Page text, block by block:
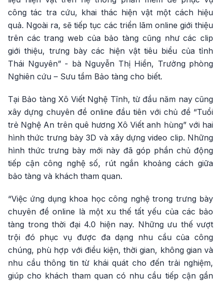
công tác tra cứu, khai thác hiện vật một cách hiệu
quả. Ngoài ra, sẽ tiếp tục các triển lãm online giới thiệu
trên các trang web của bảo tàng cũng như các clip
giới thiệu, trưng bày các hiện vật tiêu biểu của tỉnh
Thái Nguyên” - bà Nguyễn Thị Hiền, Trưởng phòng
Nghiên cứu – Sưu tầm Bảo tàng cho biết.
Tại Bảo tàng Xô Viết Nghệ Tĩnh, từ đầu năm nay cũng
xây dựng chuyên đề online đầu tiên với chủ đề “Tuổi
trẻ Nghệ An trên quê hương Xô Viết anh hùng” với hai
hình thức trưng bày 3D và xây dựng video clip. Những
hình thức trưng bày mới này đã góp phần chủ động
tiếp cận công nghệ số, rút ngắn khoảng cách giữa
bảo tàng và khách tham quan.
“Việc ứng dụng khoa học công nghệ trong trưng bày
chuyên đề online là một xu thế tất yếu của các bảo
tàng trong thời đại 4.0 hiện nay. Những ưu thế vượt
trội đó phục vụ được đa dạng nhu cầu của công
chúng, phù hợp với điều kiện, thời gian, không gian và
nhu cầu thông tin từ khái quát cho đến trải nghiệm,
giúp cho khách tham quan có nhu cầu tiếp cận gần